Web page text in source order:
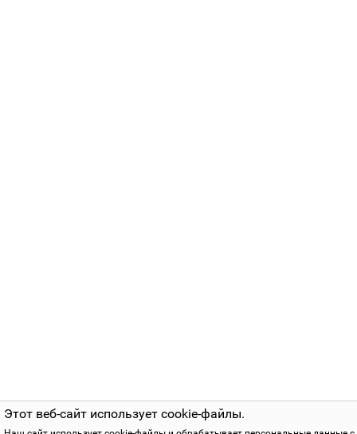
Этот веб-сайт использует cookie-файлы.